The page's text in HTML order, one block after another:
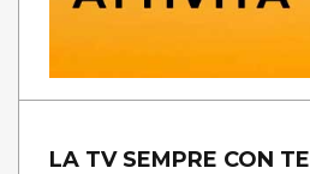
LA TV SEMPRE CON TE